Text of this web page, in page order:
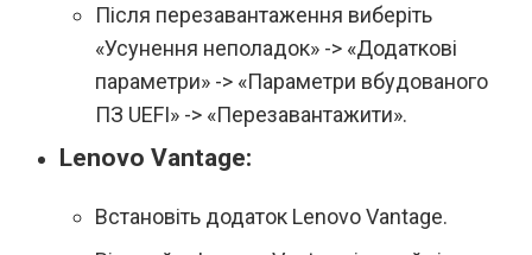
Після перезавантаження виберіть
«Усунення неполадок» -> «Додаткові
параметри» -> «Параметри вбудованого
ПЗ UEFI» -> «Перезавантажити».
Lenovo Vantage:
Встановіть додаток Lenovo Vantage.